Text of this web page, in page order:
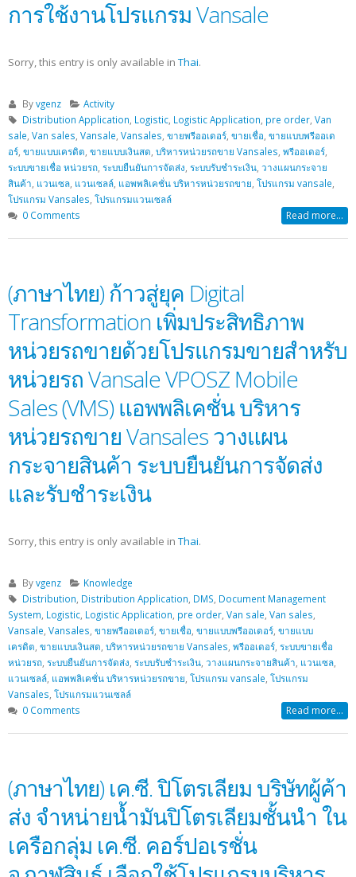
การใช้งานโปรแกรม Vansale
Sorry, this entry is only available in Thai.
Byvgenz
Activity
Distribution Application, Logistic, Logistic Application, pre order, Van
sale, Van sales, Vansale, Vansales, ขายพรีออเดอร์, ขายเชื่อ, ขายแบบพรีออเด
อร์, ขายแบบเครดิต, ขายแบบเงินสด, บริหารหน่วยรถขาย Vansales, พรีออเดอร์,
ระบบขายเชื่อ หน่วยรถ, ระบบยืนยันการจัดส่ง, ระบบรับชำระเงิน, วางแผนกระจาย
สินค้า, แวนเซล, แวนเซลล์, แอพพลิเคชั่น บริหารหน่วยรถขาย, โปรแกรม vansale,
โปรแกรม Vansales, โปรแกรมแวนเซลล์
0 Comments
Read more...
(ภาษาไทย) ก้าวสู่ยุค Digital
Transformation เพิ่มประสิทธิภาพ
หน่วยรถขายด้วยโปรแกรมขายสำหรับ
หน่วยรถ Vansale VPOSZ Mobile
Sales (VMS) แอพพลิเคชั่น บริหาร
หน่วยรถขาย Vansales วางแผน
กระจายสินค้า ระบบยืนยันการจัดส่ง
และรับชำระเงิน
Sorry, this entry is only available in Thai.
Byvgenz
Knowledge
Distribution, Distribution Application, DMS, Document Management
System, Logistic, Logistic Application, pre order, Van sale, Van sales,
Vansale, Vansales, ขายพรีออเดอร์, ขายเชื่อ, ขายแบบพรีออเดอร์, ขายแบบ
เครดิต, ขายแบบเงินสด, บริหารหน่วยรถขาย Vansales, พรีออเดอร์, ระบบขายเชื่อ
หน่วยรถ, ระบบยืนยันการจัดส่ง, ระบบรับชำระเงิน, วางแผนกระจายสินค้า, แวนเซล,
แวนเซลล์, แอพพลิเคชั่น บริหารหน่วยรถขาย, โปรแกรม vansale, โปรแกรม
Vansales, โปรแกรมแวนเซลล์
0 Comments
Read more...
(ภาษาไทย) เค.ซี. ปิโตรเลียม บริษัทผู้ค้า
ส่ง จำหน่ายน้ำมันปิโตรเลียมชั้นนำ ใน
เครือกลุ่ม เค.ซี. คอร์ปอเรชั่น